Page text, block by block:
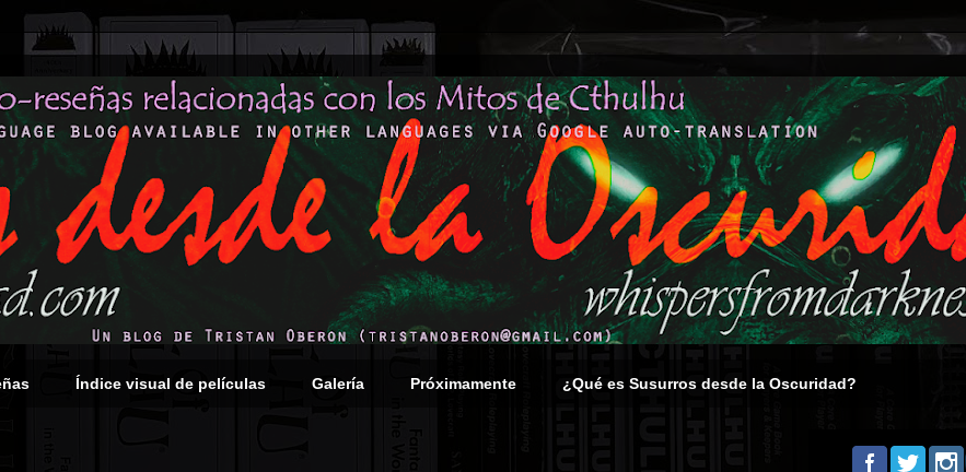
Índice visual de películas Galería Próximamente ¿Qué es Susurros desde la Oscuridad?